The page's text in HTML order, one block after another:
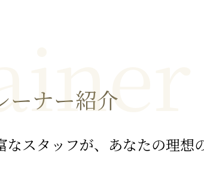
ーナー紹介
スタッフが、あなたの理想